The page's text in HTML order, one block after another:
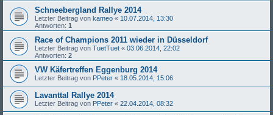
Schneebergland Rallye 2014
Letzter Beitrag von kameo « 10.07.2014, 13:30
Antworten: 1
Race of Champions 2011 wieder in Düsseldorf
Letzter Beitrag von TuetTuet « 03.06.2014, 22:02
Antworten: 2
VW Käfertreffen Eggenburg 2014
Letzter Beitrag von PPeter « 18.05.2014, 15:06
Lavanttal Rallye 2014
Letzter Beitrag von PPeter « 22.04.2014, 08:32